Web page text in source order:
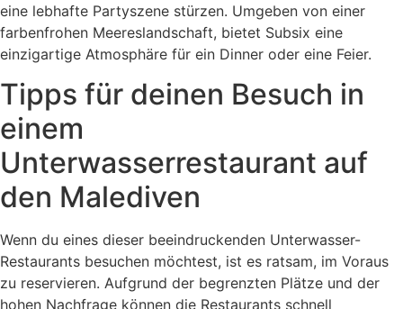
eine lebhafte Partyszene stürzen. Umgeben von einer
farbenfrohen Meereslandschaft, bietet Subsix eine
einzigartige Atmosphäre für ein Dinner oder eine Feier.
Tipps für deinen Besuch in
einem
Unterwasserrestaurant auf
den Malediven
Wenn du eines dieser beeindruckenden Unterwasser-
Restaurants besuchen möchtest, ist es ratsam, im Voraus
zu reservieren. Aufgrund der begrenzten Plätze und der
hohen Nachfrage können die Restaurants schnell